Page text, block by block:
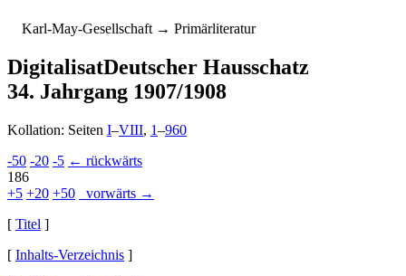
Karl-May-Gesellschaft → Primärliteratur
DigitalisatDeutscher Hausschatz
34. Jahrgang 1907/1908
Kollation: Seiten I–VIII, 1–960
-50 -20 -5 ← rückwärts
186
+5 +20 +50
vorwärts →
[ Titel ]
[ Inhalts-Verzeichnis ]